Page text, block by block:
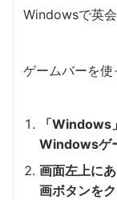
Windowsで英会
ゲームバーを使
「Windows
Windowsゲ
画面左上に
画ボタンを